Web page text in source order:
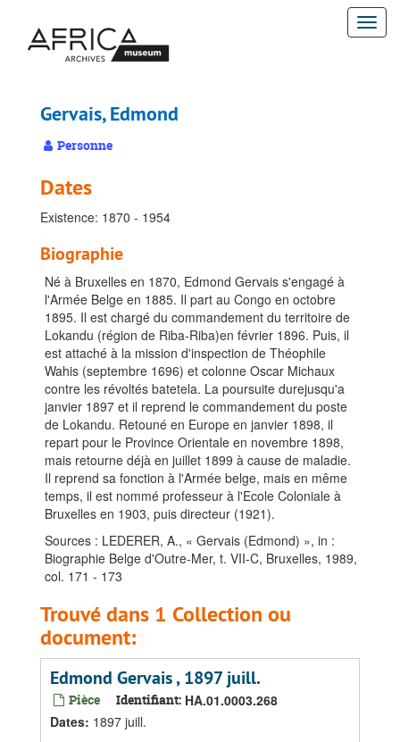
contenu
Gervais, Edmond
Personne
Dates
Existence: 1870 - 1954
Biographie
Né à Bruxelles en 1870, Edmond Gervais s'engagé à
l'Armée Belge en 1885. Il part au Congo en octobre
1895. Il est chargé du commandement du territoire de
Lokandu (région de Riba-Riba)en février 1896. Puis, il
est attaché à la mission d'inspection de Théophile
Wahis (septembre 1696) et colonne Oscar Michaux
contre les révoltés batetela. La poursuite durejusqu'a
janvier 1897 et il reprend le commandement du poste
de Lokandu. Retouné en Europe en janvier 1898, il
repart pour le Province Orientale en novembre 1898,
mais retourne déjà en juillet 1899 à cause de maladie.
Il reprend sa fonction à l'Armée belge, mais en même
temps, il est nommé professeur à l'Ecole Coloniale à
Bruxelles en 1903, puis directeur (1921).
Sources : LEDERER, A., « Gervais (Edmond) », in :
Biographie Belge d'Outre-Mer, t. VII-C, Bruxelles, 1989,
col. 171 - 173
Trouvé dans 1 Collection ou
document:
Edmond Gervais , 1897 juill.
Pièce Identifiant: HA.01.0003.268
Dates: 1897 juill.